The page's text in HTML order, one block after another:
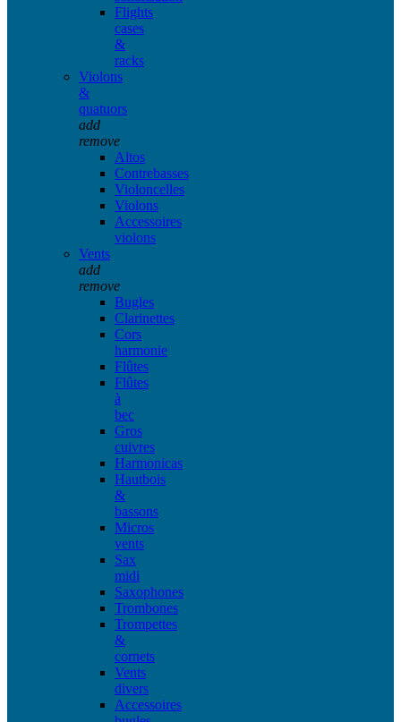
Flights
cases
&
racks
Violons
&
quatuors
add
remove
Altos
Contrebasses
Violoncelles
Violons
Accessoires
violons
Vents
add
remove
Bugles
Clarinettes
Cors
harmonie
Flûtes
Flûtes
à
bec
Gros
cuivres
Harmonicas
Hautbois
&
bassons
Micros
vents
Sax
midi
Saxophones
Trombones
Trompettes
&
cornets
Vents
divers
Accessoires